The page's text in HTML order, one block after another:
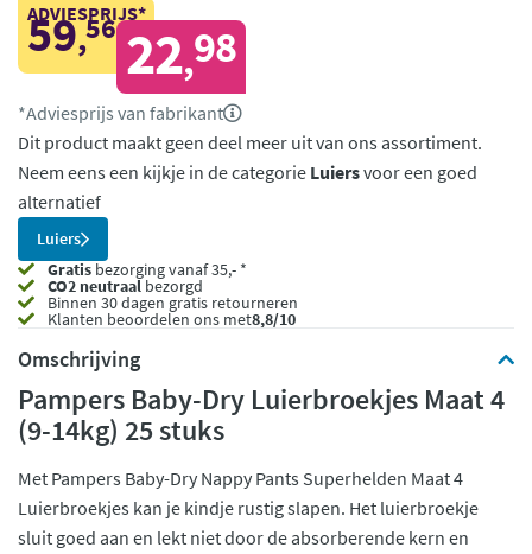
ADVIESPRIJS*
59,56 22,98
*Adviesprijs van fabrikant
Dit product maakt geen deel meer uit van ons assortiment.
Neem eens een kijkje in de categorie Luiersvoor een goed
alternatief
Luiers
Gratis bezorging vanaf 35,- *
CO2 neutraalbezorgd
Binnen 30 dagen gratis retourneren
Klanten beoordelen ons met8,8/10
Omschrijving
Pampers Baby-Dry Luierbroekjes Maat 4
(9-14kg) 25 stuks
Met Pampers Baby-Dry Nappy Pants Superhelden Maat 4
Luierbroekjes kan je kindje rustig slapen. Het luierbroekje
sluit goed aan en lekt niet door de absorberende kern en